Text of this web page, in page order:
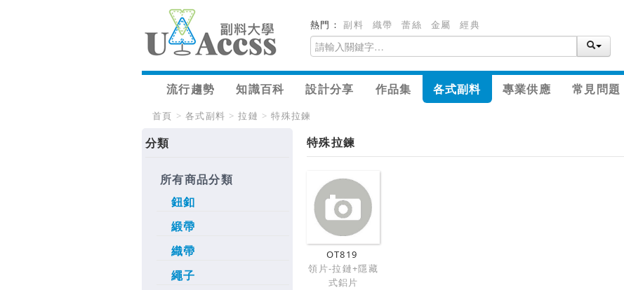
熱門：副料 織帶 蕾絲 金屬 經典
流行趨勢 知識百科 設計分享 作品集 各式副料 專業供應 常見問題
首頁 > 各式副料 > 拉鏈 > 特殊拉鍊
分類
所有商品分類
鈕釦
緞帶
織帶
繩子
特殊拉鍊
OT819
領片-拉鏈+隱藏
式鋁片